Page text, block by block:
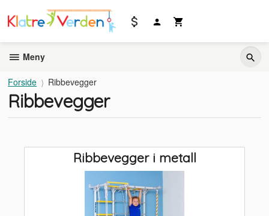
innholdet
Meny
Forside Ribbevegger
Ribbevegger
Ribbevegger i metall